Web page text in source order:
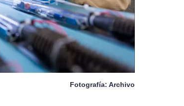
Fotografía: Archivo